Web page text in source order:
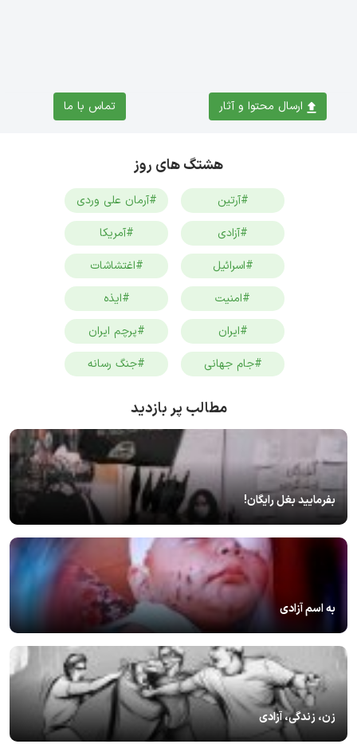
ارسال محتوا و آثار تماس با ما
هشتگ های روز
#آرتین
#آرمان علی وردی
#آزادی
#آمریکا
#اسرائیل
#اغتشاشات
#امنیت
#ایذه
#ایران
#پرچم ایران
#جام جهانی
#جنگ رسانه
مطالب پر بازدید
بفرمایید بغل رایگان!
به اسم آزادی
زن، زندگی، آزادی